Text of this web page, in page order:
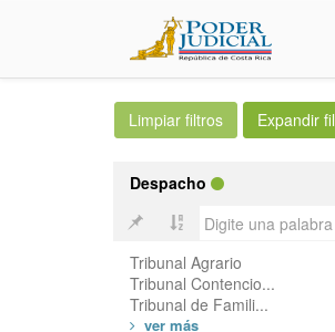
Despacho
Tribunal Agrario
Tribunal Contencio...
Tribunal de Famili...